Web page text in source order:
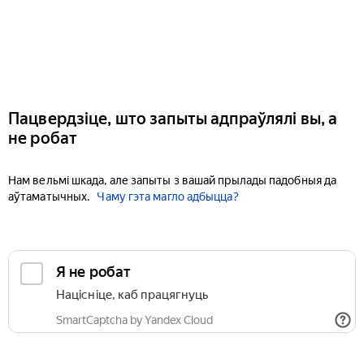
Пацвердзіце, што запыты адпраўлялі вы, а
не робат
Нам вельмі шкада, але запыты з вашай прылады падобныя да
аўтаматычных.
Чаму гэта магло адбыцца?
Я не робат
Націсніце, каб працягнуць
SmartCaptcha by Yandex Cloud